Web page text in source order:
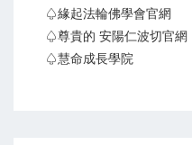
♤緣起法輪佛學會官網
♤尊貴的 安陽仁波切官網
♤慧命成長學院